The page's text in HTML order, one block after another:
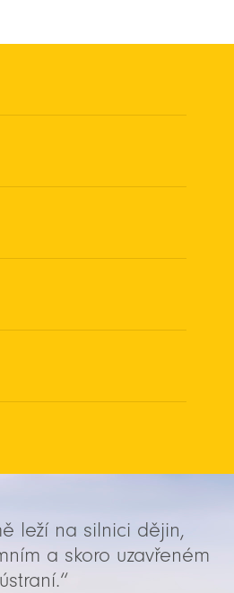
leží na silnici dějin,
a skoro uzavřeném
ústraní.“